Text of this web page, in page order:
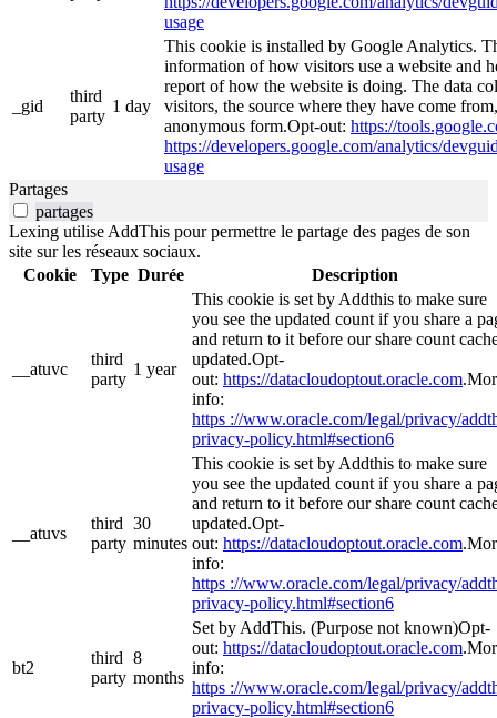
usage
_gid
third
party
1 day
This cookie is installed by Google Analytics.
information of how visitors use a website and
report of how the website is doing. The data
visitors, the source where they have come
anonymous form.Opt-out: https://
https://developers.google.com/analytics/
usage
Partages
partages
Lexing utilise AddThis pour permettre le partage des pages de son
site sur les réseaux sociaux.
Cookie
Type Durée Description
__atuvc
third
party
1 year
This cookie is set by Addthis to make sure
you see the updated count if you share a
and return to it before our share count
updated.Opt-
out: https://datacloudoptout.oracle.com
info:
https ://www.oracle.com/legal/privacy/
privacy-policy.html#section6
__atuvs
third
party
30
minutes
This cookie is set by Addthis to make sure
you see the updated count if you share a
and return to it before our share count
updated.Opt-
out: https://datacloudoptout.oracle.com
info:
https ://www.oracle.com/legal/privacy/
privacy-policy.html#section6
bt2
third
party
8
months
Set by AddThis. (Purpose not known)Opt-
out: https://datacloudoptout.oracle.com
info:
https ://www.oracle.com/legal/privacy/
privacy-policy.html#section6